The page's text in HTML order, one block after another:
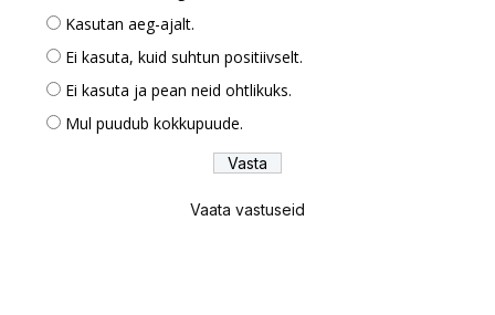
Kasutan aeg-ajalt.
Ei kasuta, kuid suhtun positiivselt.
Ei kasuta ja pean neid ohtlikuks.
Mul puudub kokkupuude.
Vaata vastuseid